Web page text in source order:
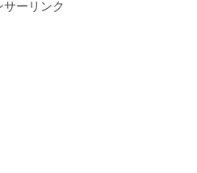
サーリンク